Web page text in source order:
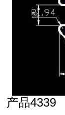
产品4339